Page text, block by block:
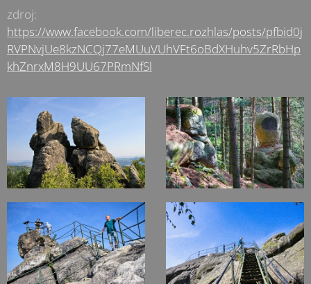
zdroj:
https://www.facebook.com/liberec.rozhlas/posts/pfbid0j
RVPNvjUe8kzNCQj77eMUuVUhVFt6oBdXHuhv5ZrRbHp
khZnrxM8H9UU67PRmNfSl